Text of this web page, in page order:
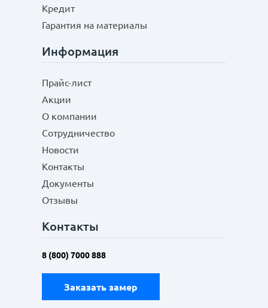
Кредит
Гарантия на материалы
Информация
Прайс-лист
Акции
О компании
Сотрудничество
Новости
Контакты
Документы
Отзывы
Контакты
8 (800) 7000 888
Заказать замер